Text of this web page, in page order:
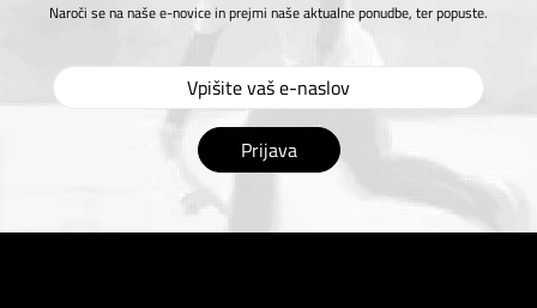
Naroči se na naše e-novice in prejmi naše aktualne ponudbe, ter popuste.
Prijava